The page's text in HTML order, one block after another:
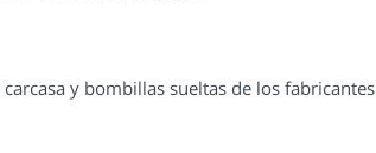
y bombillas sueltas de los fabricantes